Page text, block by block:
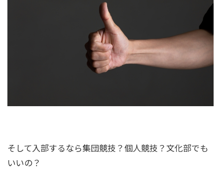
そして入部するなら集団競技？個人競技？文化部でも
いいの？